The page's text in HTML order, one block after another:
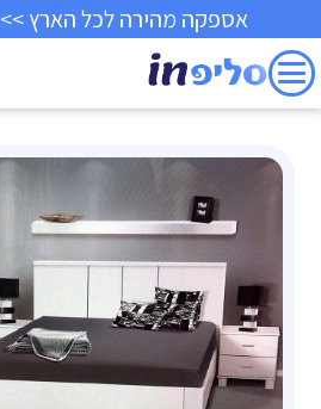
אספקה מהירה לכל הארץ >> 30 ימי ניסיון >>